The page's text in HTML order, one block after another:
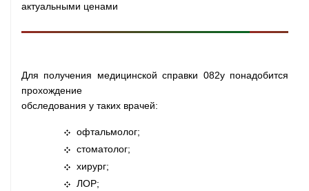
актуальными ценами
Для получения медицинской справки 082у понадобится
прохождение
обследования у таких врачей:
офтальмолог;
стоматолог;
хирург;
ЛОР;